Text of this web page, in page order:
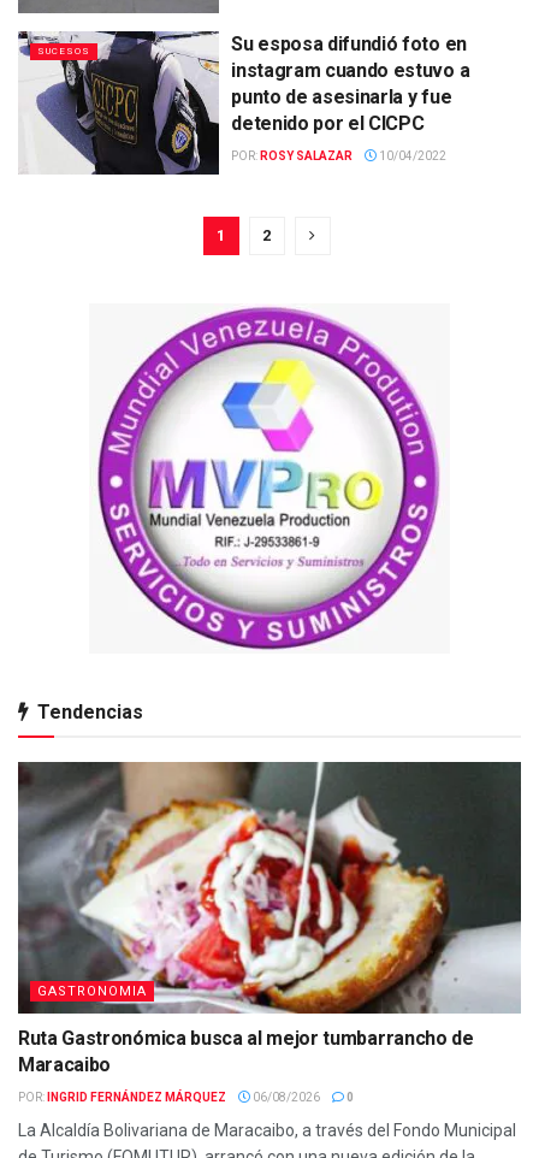
SUCESOS
Su esposa difundió foto en
instagram cuando estuvo a
punto de asesinarla y fue
detenido por el CICPC
POR: ROSY SALAZAR 10/04/2022
1 2
Tendencias
GASTRONOMIA
Ruta Gastronómica busca al mejor tumbarrancho de
Maracaibo
POR: INGRID FERNÁNDEZ MÁRQUEZ 06/08/2026 0
La Alcaldía Bolivariana de Maracaibo, a través del Fondo Municipal